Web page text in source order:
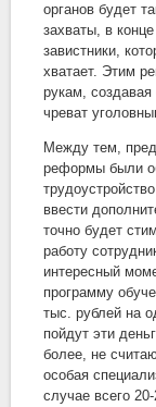
органов будет
захваты, в
завистники,
хватает. Этим
рукам,
чреват
Между тем,
реформы были
ввести
точно будет
работу
интересный
программу
тыс. рублей на
пойдут эти
более, не
особая
случае всего